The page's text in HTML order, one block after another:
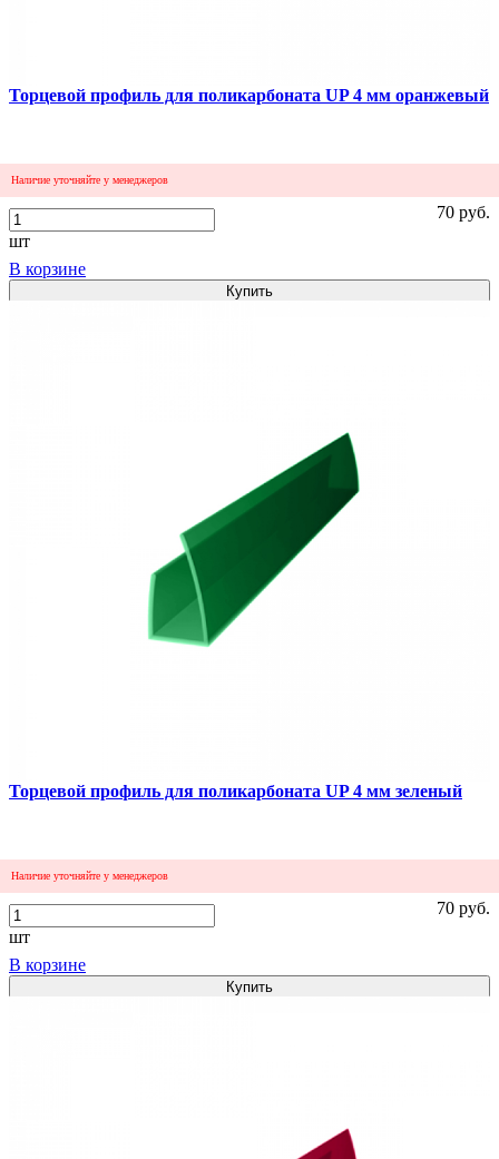
Торцевой профиль для поликарбоната UP 4 мм оранжевый
Наличие уточняйте у менеджеров
70 руб.
шт
В корзине
Купить
1
Торцевой профиль для поликарбоната UP 4 мм зеленый
Наличие уточняйте у менеджеров
70 руб.
шт
В корзине
Купить